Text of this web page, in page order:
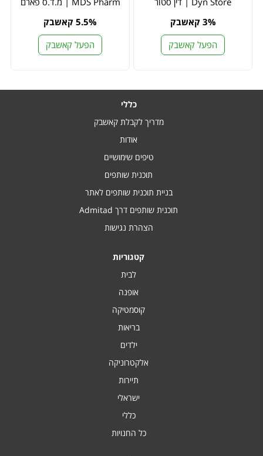
3% קאשבק
הפעל קאשבק
5.5% קאשבק
הפעל קאשבק
כללי
מדריך לקבלת קאשבק
אודות
טיפים שימושיים
תוכנית שותפים
בניית תוכנית שותפים לאתר
תוכנית שותפים דרך Admitad
הצהרת נגישות
קטגוריות
לבית
אופנה
קוסמטיקה
בריאות
ילדים
אלקטרוניקה
תיירות
ישראלי
כללי
כל החנויות